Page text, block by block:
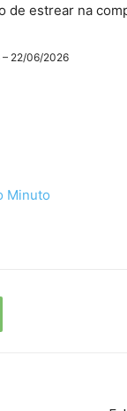
de estrear na
– 22/06/2026
Minuto